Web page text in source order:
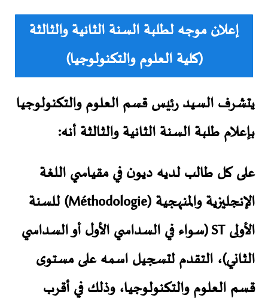
إعلان موجه لطلبة السنة الثانية والثالثة
(كلية العلوم والتكنولوجيا)
يتشرف السيد رئيس قسم العلوم والتكنولوجيا
بإعلام طلبة السنة الثانية والثالثة أنه:
على كل طالب لديه ديون في مقياسياللغة
الإنجليزيةوالمنهجية (Méthodologie)
للسنة
الأولى ST (سواء في السداسي الأول أو السداسي
الثاني)، التقدم لتسجيل اسمه على مستوى
قسم العلوم والتكنولوجيا، وذلك في أقرب